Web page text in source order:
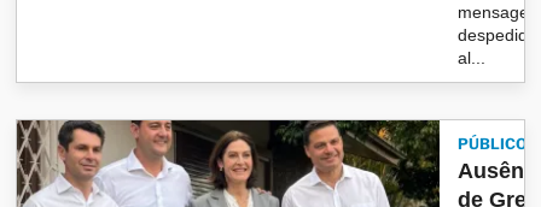
despedida
al...
PÚBLICO
de